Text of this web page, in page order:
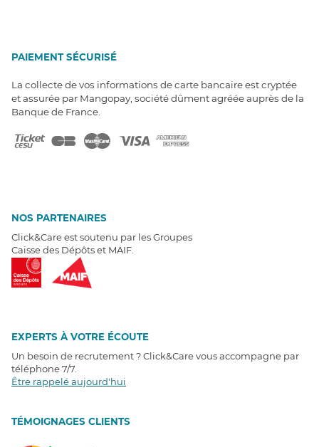
PAIEMENT SÉCURISÉ
La collecte de vos informations de carte bancaire est cryptée
et assurée par Mangopay, société dûment agréée auprès de la
Banque de France.
NOS PARTENAIRES
Click&Care est soutenu par les Groupes
Caisse des Dépôts et MAIF.
EXPERTS À VOTRE ÉCOUTE
Un besoin de recrutement ? Click&Care vous accompagne par
téléphone 7/7.
Être rappelé aujourd'hui
TÉMOIGNAGES CLIENTS